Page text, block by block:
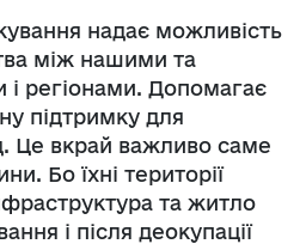
надає можливість
між нашими та
і регіонами. Допомагає
підтримку для
Це вкрай важливо саме
Бо їхні території
та житло
і після деокупації